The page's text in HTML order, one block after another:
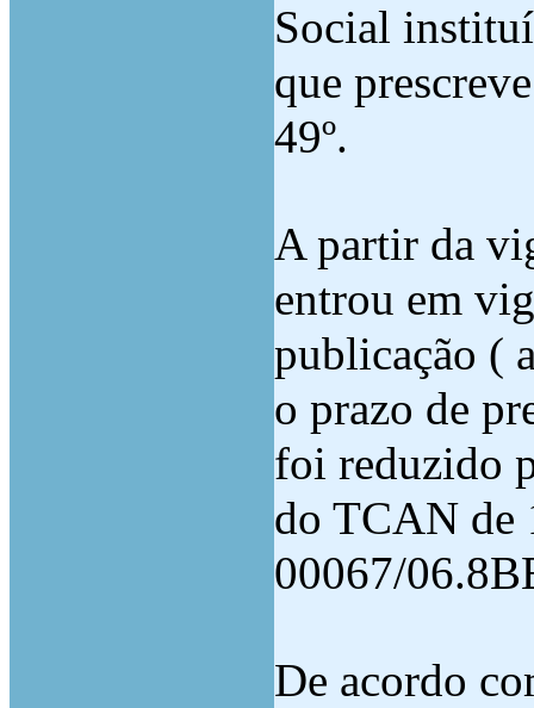
Social
que
49º.
A partir da
entrou em
publicação (
o prazo de
foi reduzido
do TCAN de
00067/
De acordo